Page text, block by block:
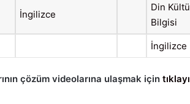
İngilizce
Din
Bilgisi
İngilizce
çözüm videolarına ulaşmak için